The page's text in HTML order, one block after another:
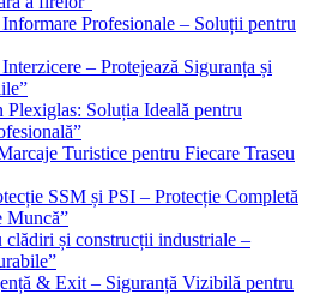
Profesionale – Soluții pentru
– Protejează Siguranța și
Plexiglas: Soluția Ideală pentru
Turistice pentru Fiecare Traseu
SSM și PSI – Protecție Completă
Muncă”
clădiri și construcții industriale –
& Exit – Siguranță Vizibilă pentru